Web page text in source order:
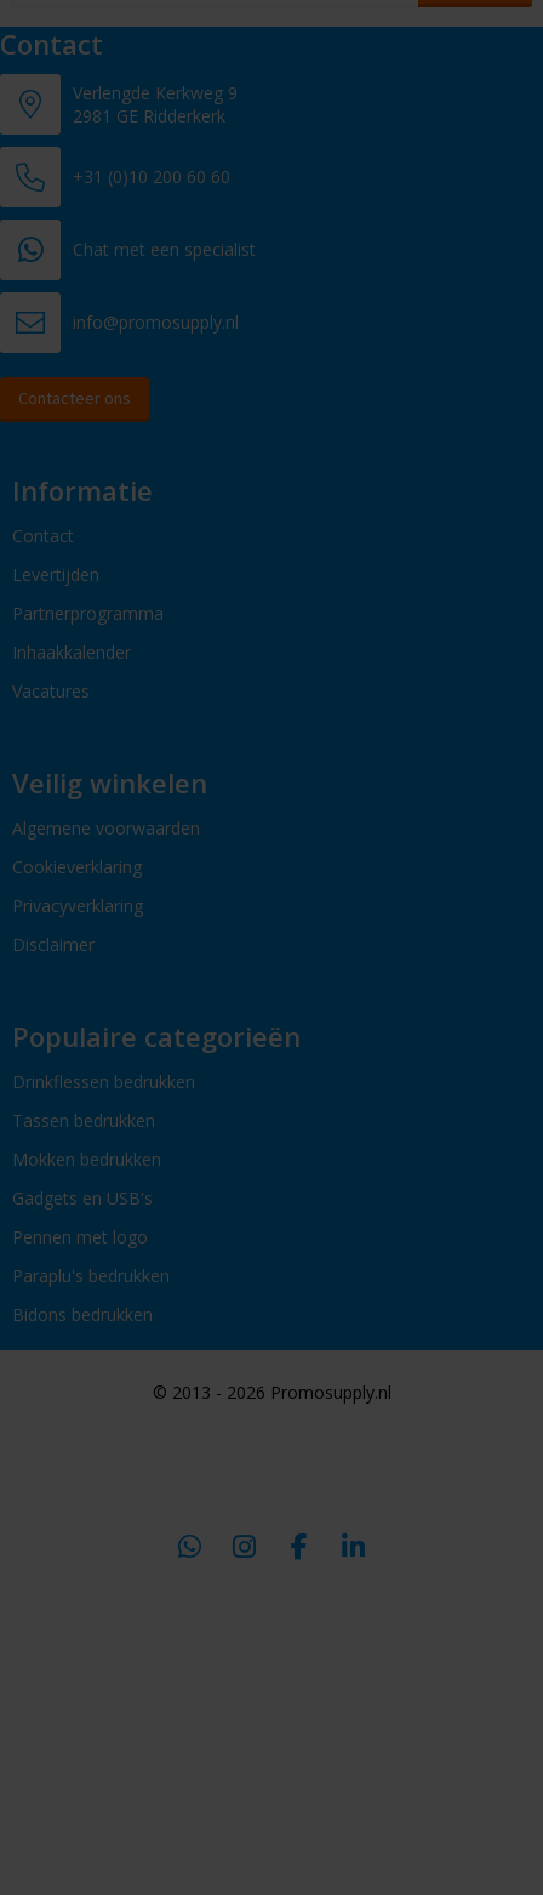
Contact
Verlengde Kerkweg 9
2981 GE Ridderkerk
+31 (0)10 200 60 60
Chat met een specialist
info@promosupply.nl
Contacteer ons
Informatie
Contact
Levertijden
Partnerprogramma
Inhaakkalender
Vacatures
Veilig winkelen
Algemene voorwaarden
Cookieverklaring
Privacyverklaring
Disclaimer
Populaire categorieën
Drinkflessen bedrukken
Tassen bedrukken
Mokken bedrukken
Gadgets en USB's
Pennen met logo
Paraplu's bedrukken
Bidons bedrukken
© 2013 - 2026 Promosupply.nl